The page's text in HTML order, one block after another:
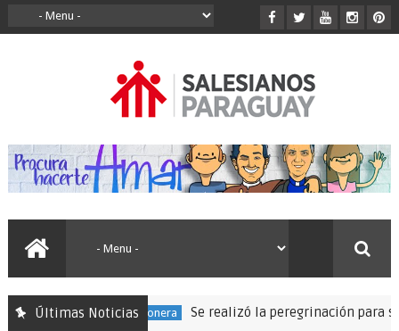
Últimas Noticias
Misionera Se realizó la peregrinación para seguir las